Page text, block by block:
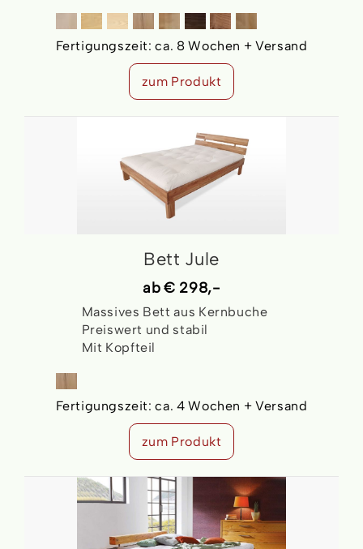
Fertigungszeit:ca. 8 Wochen + Versand
zum Produkt
Bett Jule
ab€ 298,-
Massives Bett aus Kernbuche
Preiswert und stabil
Mit Kopfteil
Fertigungszeit:ca. 4 Wochen + Versand
zum Produkt